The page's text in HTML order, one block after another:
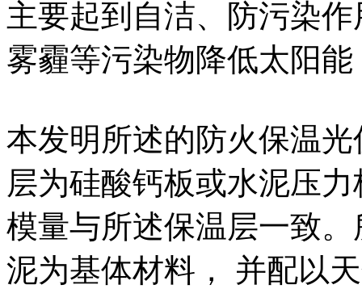
主要起到自洁、防污染
雾霾等污染物降低太阳
本发明所述的防火保温
层为硅酸钙板或水泥压
模量与所述保温层一致
泥为基体材料， 并配以